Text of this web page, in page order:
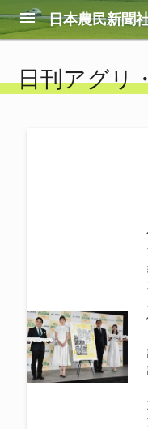
menu 日本農民新聞
日刊アグリ